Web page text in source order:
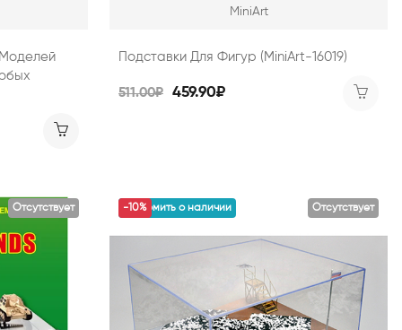
MiniArt
Подставки Для Фигур (MiniArt-16019)
511.00₽ 459.90₽
Отсутствует Отсутствует
уведомить о наличии
-10%